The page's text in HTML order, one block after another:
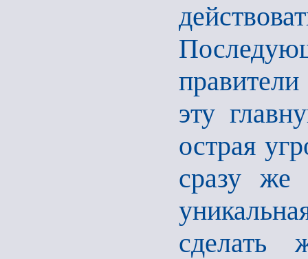
эту
острая
сразу
сделать